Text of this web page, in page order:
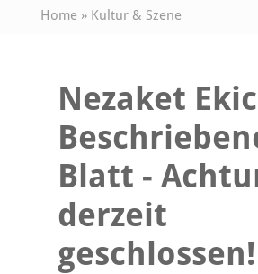
Home» Kultur & Szene
Nezaket
Blatt -
derzeit
geschlossen!